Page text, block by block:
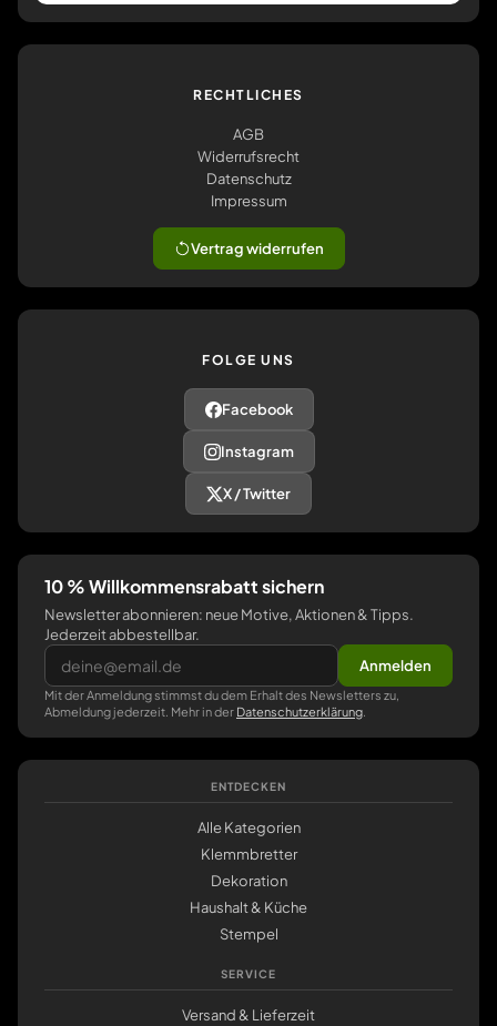
RECHTLICHES
AGB
Widerrufsrecht
Datenschutz
Impressum
Vertrag widerrufen
FOLGE UNS
Facebook
Instagram
X / Twitter
10 % Willkommensrabatt sichern
Newsletter abonnieren: neue Motive, Aktionen & Tipps.
Jederzeit abbestellbar.
Anmelden
Mit der Anmeldung stimmst du dem Erhalt des Newsletters zu,
Abmeldung jederzeit. Mehr in der Datenschutzerklärung
ENTDECKEN
Alle Kategorien
Klemmbretter
Dekoration
Haushalt & Küche
Stempel
SERVICE
Versand & Lieferzeit